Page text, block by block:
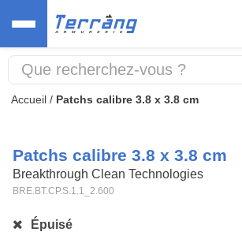
Accueil / Patchs calibre 3.8 x 3.8 cm
Patchs calibre 3.8 x 3.8 cm
Breakthrough Clean Technologies
BRE.BT.CP.S.1.1_2.600
Épuisé